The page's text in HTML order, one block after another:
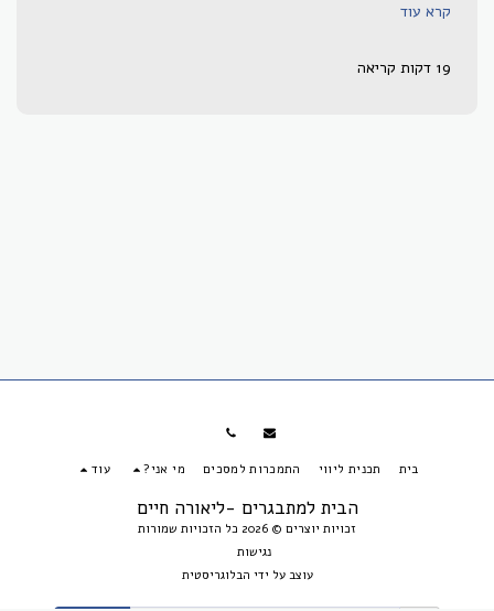
קרא עוד
19 דקות קריאה
הבית למתבגרים -ליאורה חיים
זכויות יוצרים © 2026 כל הזכויות שמורות
נגישות
עוצב על ידי הבלוגריסטית
בית תכנית ליווי התמכרות למסכים מי אני? עוד